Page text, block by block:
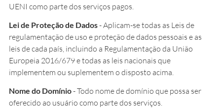
UENI como parte dos serviços pagos.
Lei de Proteção de Dados- Aplicam-se todas as Leis de
regulamentação de uso e proteção de dados pessoais e as
leis de cada país, incluindo a Regulamentação da União
Europeia 2016/679 e todas as leis nacionais que
implementem ou suplementem o disposto acima.
Nome do Domínio- Todo nome de domínio que possa ser
oferecido ao usuário como parte dos serviços.